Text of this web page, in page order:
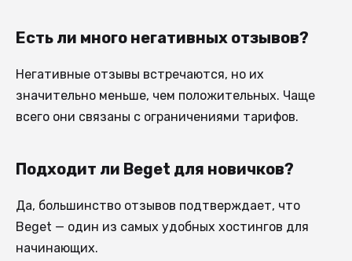
Есть ли много негативных отзывов?
Негативные отзывы встречаются, но их
значительно меньше, чем положительных. Чаще
всего они связаны с ограничениями тарифов.
Подходит ли Beget для новичков?
Да, большинство отзывов подтверждает, что
Beget — один из самых удобных хостингов для
начинающих.